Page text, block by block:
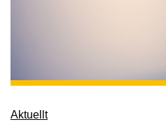
Aktuellt